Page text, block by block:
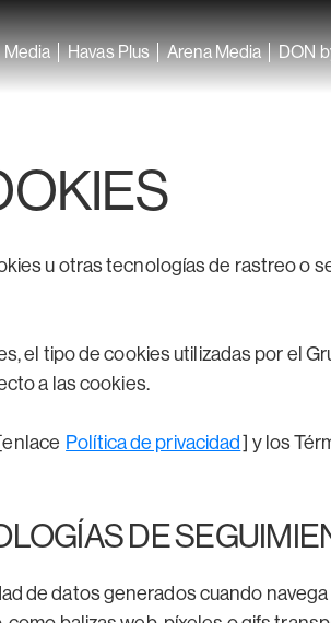
Media Havas Plus Arena Media DON
u otras tecnologías de rastreo o
el tipo de cookies utilizadas por el
a las cookies.
Política de privacidad ] y los
DE
de datos generados cuando